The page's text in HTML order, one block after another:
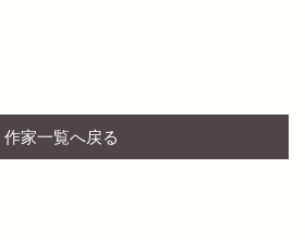
作家一覧へ戻る